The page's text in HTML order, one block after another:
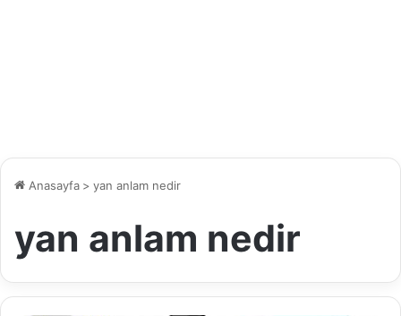
Anasayfa > yan anlam nedir
yan anlam nedir